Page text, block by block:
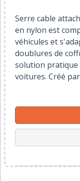
Serre cable
en nylon est
véhicules et
doublures de
solution
voitures. Créé